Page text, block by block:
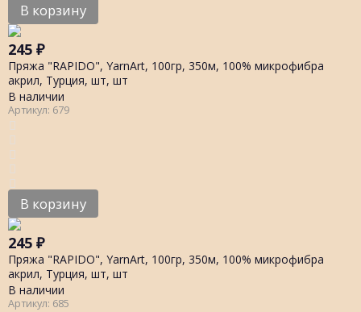
В корзину
245 ₽
Пряжа "RAPIDO", YarnArt, 100гр, 350м, 100% микрофибра
акрил, Турция, шт, шт
В наличии
Артикул: 679
В корзину
245 ₽
Пряжа "RAPIDO", YarnArt, 100гр, 350м, 100% микрофибра
акрил, Турция, шт, шт
В наличии
Артикул: 685